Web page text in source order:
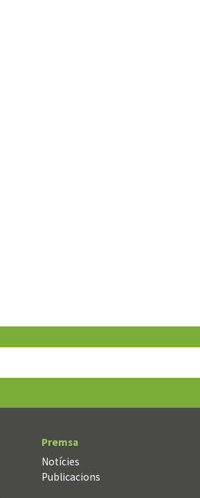
Premsa
Notícies
Publicacions